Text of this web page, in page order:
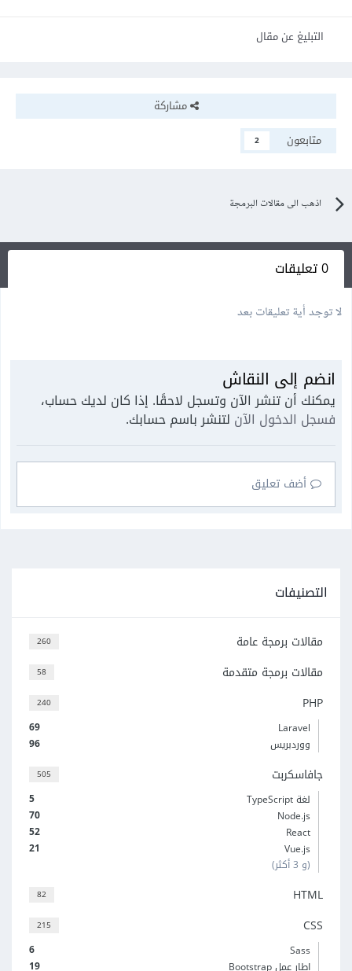
التبليغ عن مقال
مشاركة
متابعون
2
اذهب الى مقالات البرمجة
0 تعليقات
لا توجد أية تعليقات بعد
انضم إلى النقاش
يمكنك أن تنشر الآن وتسجل لاحقًا. إذا كان لديك حساب،
فسجل الدخول الآن لتنشر باسم حسابك.
أضف تعليق
التصنيفات
260 مقالات برمجة عامة
58 مقالات برمجة متقدمة
240 PHP
69
Laravel
96
ووردبريس
505 جافاسكربت
5
لغة TypeScript
70
Node.js
52
React
21
Vue.js
(و 3 أكثر)
82 HTML
215 CSS
6
Sass
19
إطار عمل Bootstrap